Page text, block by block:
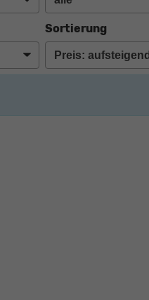
Sortierung